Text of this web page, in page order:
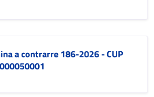
a contrarre 186-2026 - CUP